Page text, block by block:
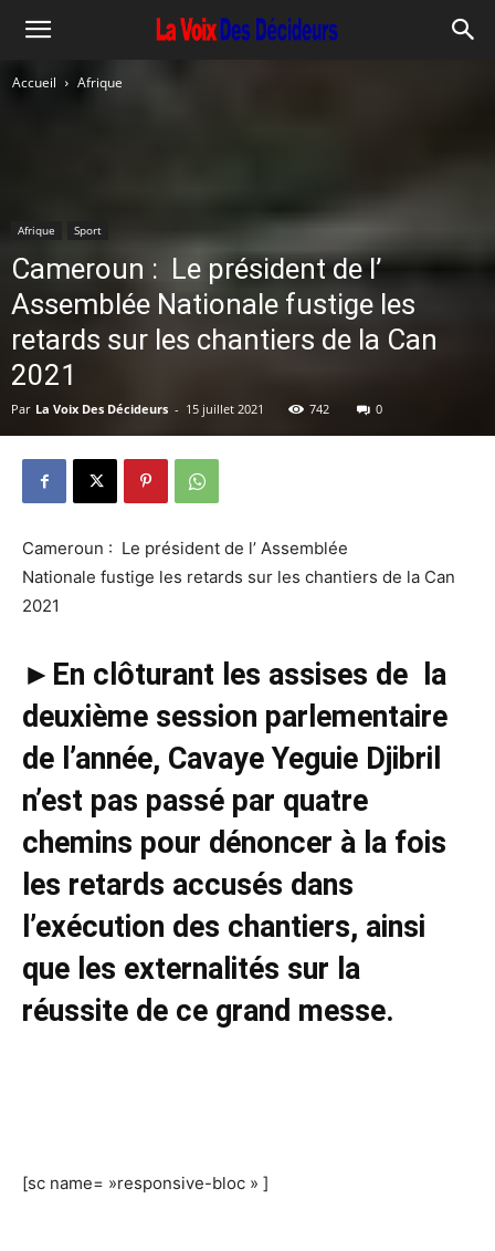
Accueil Afrique
Afrique Sport
Cameroun : Le président de l’
Assemblée Nationale fustige les
retards sur les chantiers de la Can
2021
Par La Voix Des Décideurs - 15 juillet 2021 742 0
Cameroun : Le président de l’ Assemblée
Nationale fustige les retards sur les chantiers de la Can
2021
► En clôturant les assises de la
deuxième session parlementaire
de l’année, Cavaye Yeguie Djibril
n’est pas passé par quatre
chemins pour dénoncer à la fois
les retards accusés dans
l’exécution des chantiers, ainsi
que les externalités sur la
réussite de ce grand messe.
[sc name= »responsive-bloc » ]